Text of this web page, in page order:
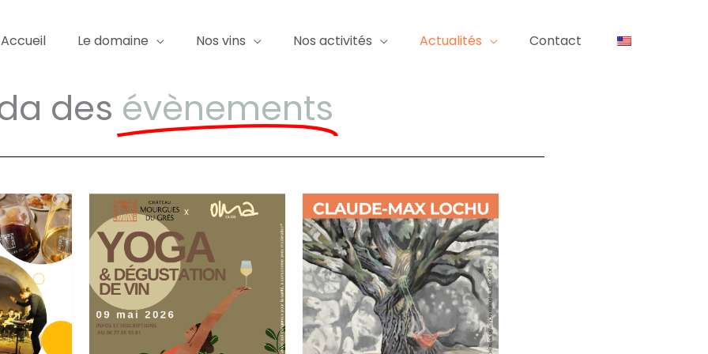
Accueil Le domaine Nos vins Nos activités Actualités Contact
des évènements